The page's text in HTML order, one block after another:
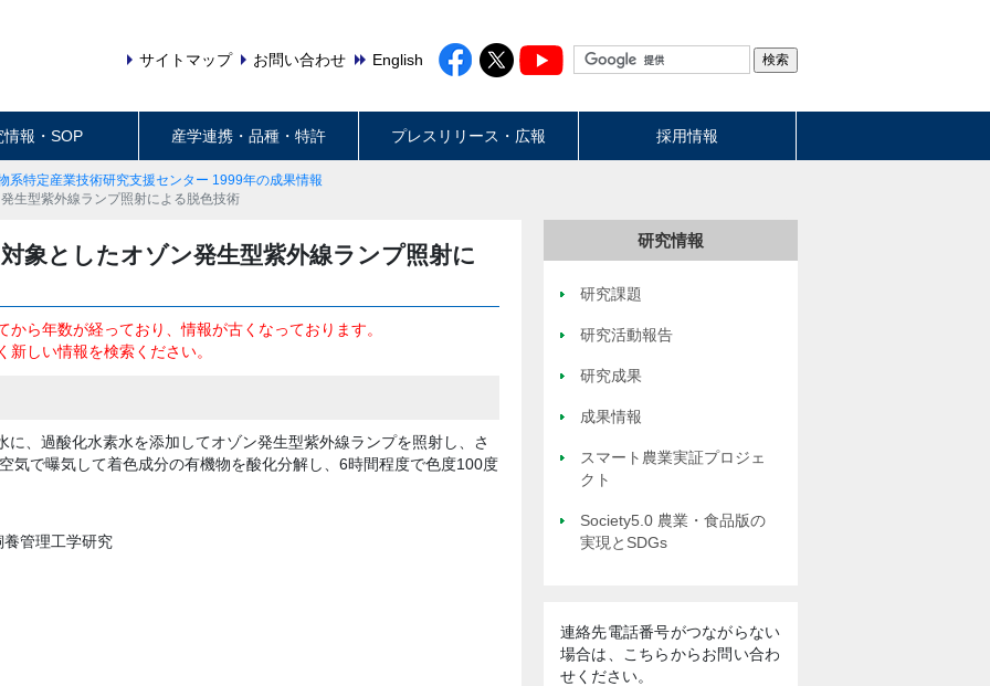
サイトマップ お問い合わせ English
情報・SOP 産学連携・品種・特許 プレスリリース・広報 採用情報
系特定産業技術研究支援センター 1999年の成果情報
生型紫外線ランプ照射による脱色技術
象としたオゾン発生型紫外線ランプ照射に
ら年数が経っており、情報が古くなっております。
しい情報を検索ください。
、過酸化水素水を添加してオゾン発生型紫外線ランプを照射し、さ
気で曝気して着色成分の有機物を酸化分解し、6時間程度で色度100度
管理工学研究
研究情報
研究課題
研究活動報告
研究成果
成果情報
スマート農業実証プロジェ
クト
Society5.0 農業・食品版の
実現とSDGs
連絡先電話番号がつながらない
場合は、こちらからお問い合わ
せください。